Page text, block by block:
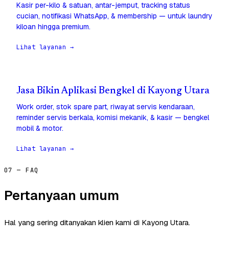
Kasir per-kilo & satuan, antar-jemput, tracking status
cucian, notifikasi WhatsApp, & membership — untuk laundry
kiloan hingga premium.
Lihat layanan →
Jasa Bikin Aplikasi Bengkel di Kayong Utara
Work order, stok spare part, riwayat servis kendaraan,
reminder servis berkala, komisi mekanik, & kasir — bengkel
mobil & motor.
Lihat layanan →
07 — FAQ
Pertanyaan umum
Hal yang sering ditanyakan klien kami di Kayong Utara.